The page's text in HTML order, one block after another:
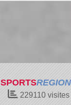
SPORTS
229110visites